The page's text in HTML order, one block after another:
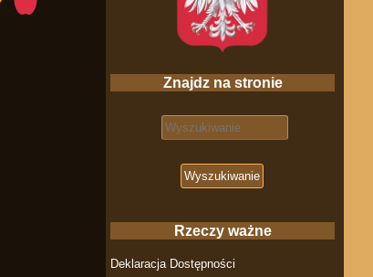
Znajdz na stronie
Search for:
Rzeczy ważne
Deklaracja Dostępności